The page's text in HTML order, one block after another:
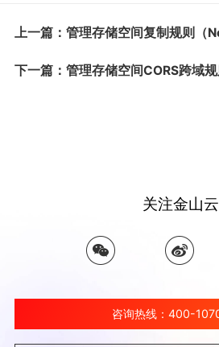
上一篇：管理存储空间复制规则（
下一篇：管理存储空间CORS跨域
关注金山云
咨询热线：400-